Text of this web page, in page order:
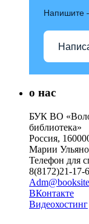
о нас
БУК ВО
библиотека»
Россия,
Марии
Телефон для
8(8172)21-17-
ВКонтакте
Видеохостинг